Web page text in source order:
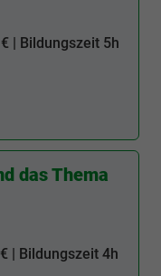
| Bildungszeit 5h
das Thema
| Bildungszeit4h